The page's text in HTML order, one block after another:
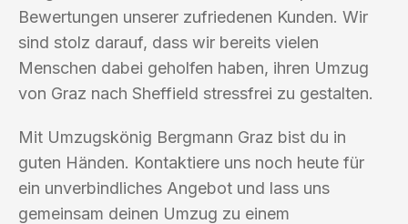
Bewertungen unserer zufriedenen Kunden. Wir
sind stolz darauf, dass wir bereits vielen
Menschen dabei geholfen haben, ihren Umzug
von Graz nach Sheffield stressfrei zu gestalten.
Mit Umzugskönig Bergmann Graz bist du in
guten Händen. Kontaktiere uns noch heute für
ein unverbindliches Angebot und lass uns
gemeinsam deinen Umzug zu einem